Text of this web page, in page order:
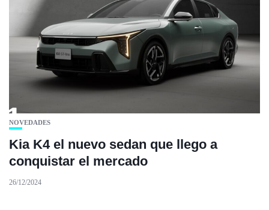
NOVEDADES
Kia K4 el nuevo sedan que llego a
conquistar el mercado
26/12/2024